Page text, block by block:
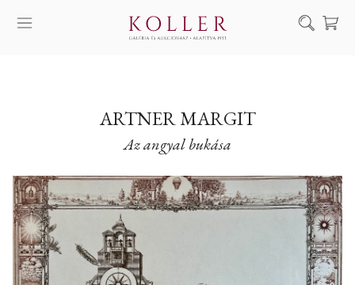
MŰVÉSZEINK
ALKOTÁSOK
AUKCIÓ
KIÁLLÍTÁSAINK
Keresés
ARTNER MARGIT
Az angyal bukása